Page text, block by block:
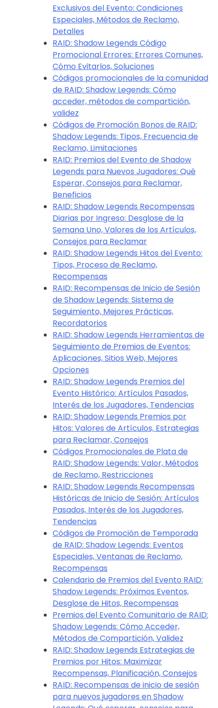
Exclusivos del Evento: Condiciones
Especiales, Métodos de Reclamo,
Detalles
RAID: Shadow Legends Código
Promocional Errores: Errores Comunes,
Cómo Evitarlos, Soluciones
Códigos promocionales de la comunidad
de RAID: Shadow Legends: Cómo
acceder, métodos de compartición,
validez
Códigos de Promoción Bonos de RAID:
Shadow Legends: Tipos, Frecuencia de
Reclamo, Limitaciones
RAID: Premios del Evento de Shadow
Legends para Nuevos Jugadores: Qué
Esperar, Consejos para Reclamar,
Beneficios
RAID: Shadow Legends Recompensas
Diarias por Ingreso: Desglose de la
Semana Uno, Valores de los Artículos,
Consejos para Reclamar
RAID: Shadow Legends Hitos del Evento:
Tipos, Proceso de Reclamo,
Recompensas
RAID: Recompensas de Inicio de Sesión
de Shadow Legends: Sistema de
Seguimiento, Mejores Prácticas,
Recordatorios
RAID: Shadow Legends Herramientas de
Seguimiento de Premios de Eventos:
Aplicaciones, Sitios Web, Mejores
Opciones
RAID: Shadow Legends Premios del
Evento Histórico: Artículos Pasados,
Interés de los Jugadores, Tendencias
RAID: Shadow Legends Premios por
Hitos: Valores de Artículos, Estrategias
para Reclamar, Consejos
Códigos Promocionales de Plata de
RAID: Shadow Legends: Valor, Métodos
de Reclamo, Restricciones
RAID: Shadow Legends Recompensas
Históricas de Inicio de Sesión: Artículos
Pasados, Interés de los Jugadores,
Tendencias
Códigos de Promoción de Temporada
de RAID: Shadow Legends: Eventos
Especiales, Ventanas de Reclamo,
Recompensas
Calendario de Premios del Evento RAID:
Shadow Legends: Próximos Eventos,
Desglose de Hitos, Recompensas
Premios del Evento Comunitario de RAID:
Shadow Legends: Cómo Acceder,
Métodos de Compartición, Validez
RAID: Shadow Legends Estrategias de
Premios por Hitos: Maximizar
Recompensas, Planificación, Consejos
RAID: Recompensas de inicio de sesión
para nuevos jugadores en Shadow